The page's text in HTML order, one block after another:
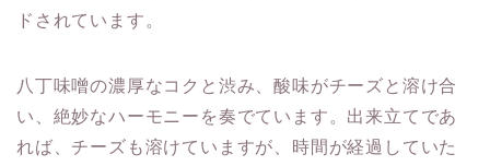
ドされています。
八丁味噌の濃厚なコクと渋み、酸味がチーズと溶け合
い、絶妙なハーモニーを奏でています。出来立てであ
れば、チーズも溶けていますが、時間が経過していた